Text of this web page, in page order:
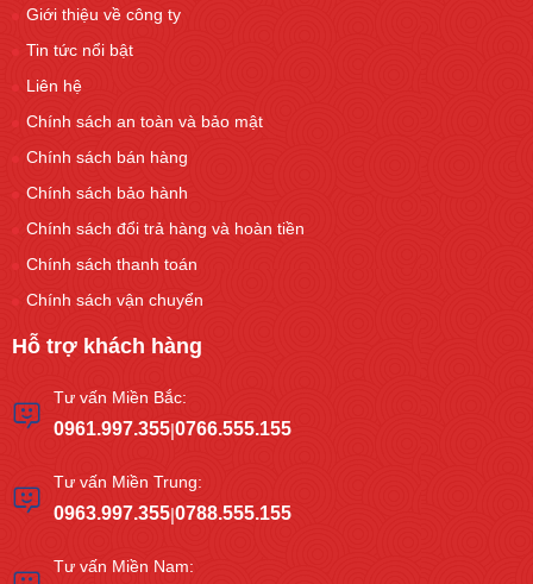
Giới thiệu về công ty
Tin tức nổi bật
Liên hệ
Chính sách an toàn và bảo mật
Chính sách bán hàng
Chính sách bảo hành
Chính sách đổi trả hàng và hoàn tiền
Chính sách thanh toán
Chính sách vận chuyển
Hỗ trợ khách hàng
Tư vấn Miền Bắc:
0961.997.355|0766.555.155
Tư vấn Miền Trung:
0963.997.355|0788.555.155
Tư vấn Miền Nam: